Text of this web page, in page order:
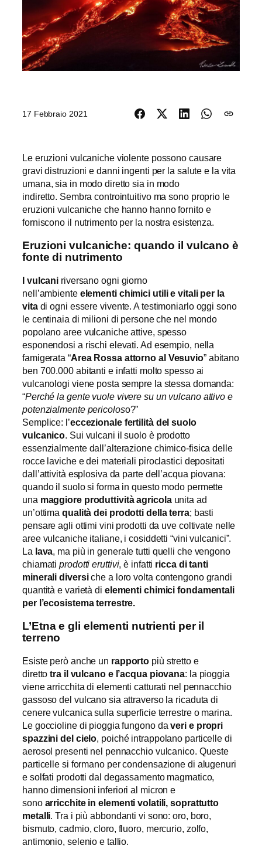
17 Febbraio 2021
Le eruzioni vulcaniche violente possono causare
gravi distruzioni e danni ingenti per la salute e la vita
umana, sia in modo diretto sia in modo
indiretto. Sembra controintuitivo ma sono proprio le
eruzioni vulcaniche che hanno hanno fornito e
forniscono il nutrimento per la nostra esistenza.
Eruzioni vulcaniche: quando il vulcano è
fonte di nutrimento
I vulcani riversano ogni giorno
nell’ambiente elementi chimici utili e vitali per la
vitadi ogni essere vivente. A testimoniarlo oggi sono
le centinaia di milioni di persone che nel mondo
popolano aree vulcaniche attive, spesso
esponendosi a rischi elevati. Ad esempio, nella
famigerata “Area Rossa attorno al Vesuvio” abitano
ben 700.000 abitanti e infatti molto spesso ai
vulcanologi viene posta sempre la stessa domanda:
“Perché la gente vuole vivere su un vulcano attivo e
potenzialmente pericoloso?”
Semplice: l’eccezionale fertilità del suolo
vulcanico. Sui vulcani il suolo è prodotto
essenzialmente dall’alterazione chimico-fisica delle
rocce laviche e dei materiali piroclastici depositati
dall’attività esplosiva da parte dell’acqua piovana:
quando il suolo si forma in questo modo permette
una maggiore produttività agricolaunita ad
un’ottimaqualità dei prodotti della terra; basti
pensare agli ottimi vini prodotti da uve coltivate nelle
aree vulcaniche italiane, i cosiddetti “vini vulcanici”.
La lava, ma più in generale tutti quelli che vengono
chiamatiprodotti eruttivi, è infatti ricca di tanti
minerali diversiche a loro volta contengono grandi
quantità e varietà di elementi chimici fondamentali
per l’ecosistema terrestre.
L’Etna e gli elementi nutrienti per il
terreno
Esiste però anche un rapporto più stretto e
direttotra il vulcano e l’acqua piovana: la pioggia
viene arricchita di elementi catturati nel pennacchio
gassoso del vulcano sia attraverso la ricaduta di
cenere vulcanica sulla superficie terrestre o marina.
Le goccioline di pioggia fungono daveri e propri
spazzini del cielo, poiché intrappolano particelle di
aerosol presenti nel pennacchio vulcanico. Queste
particelle si formano per condensazione di alugenuri
e solfati prodotti dal degassamento magmatico,
hanno dimensioni inferiori al micron e
sono arricchite in elementi volatili, soprattutto
metalli. Tra i più abbondanti vi sono: oro, boro,
bismuto, cadmio, cloro, fluoro, mercurio, zolfo,
antimonio, selenio e tallio.